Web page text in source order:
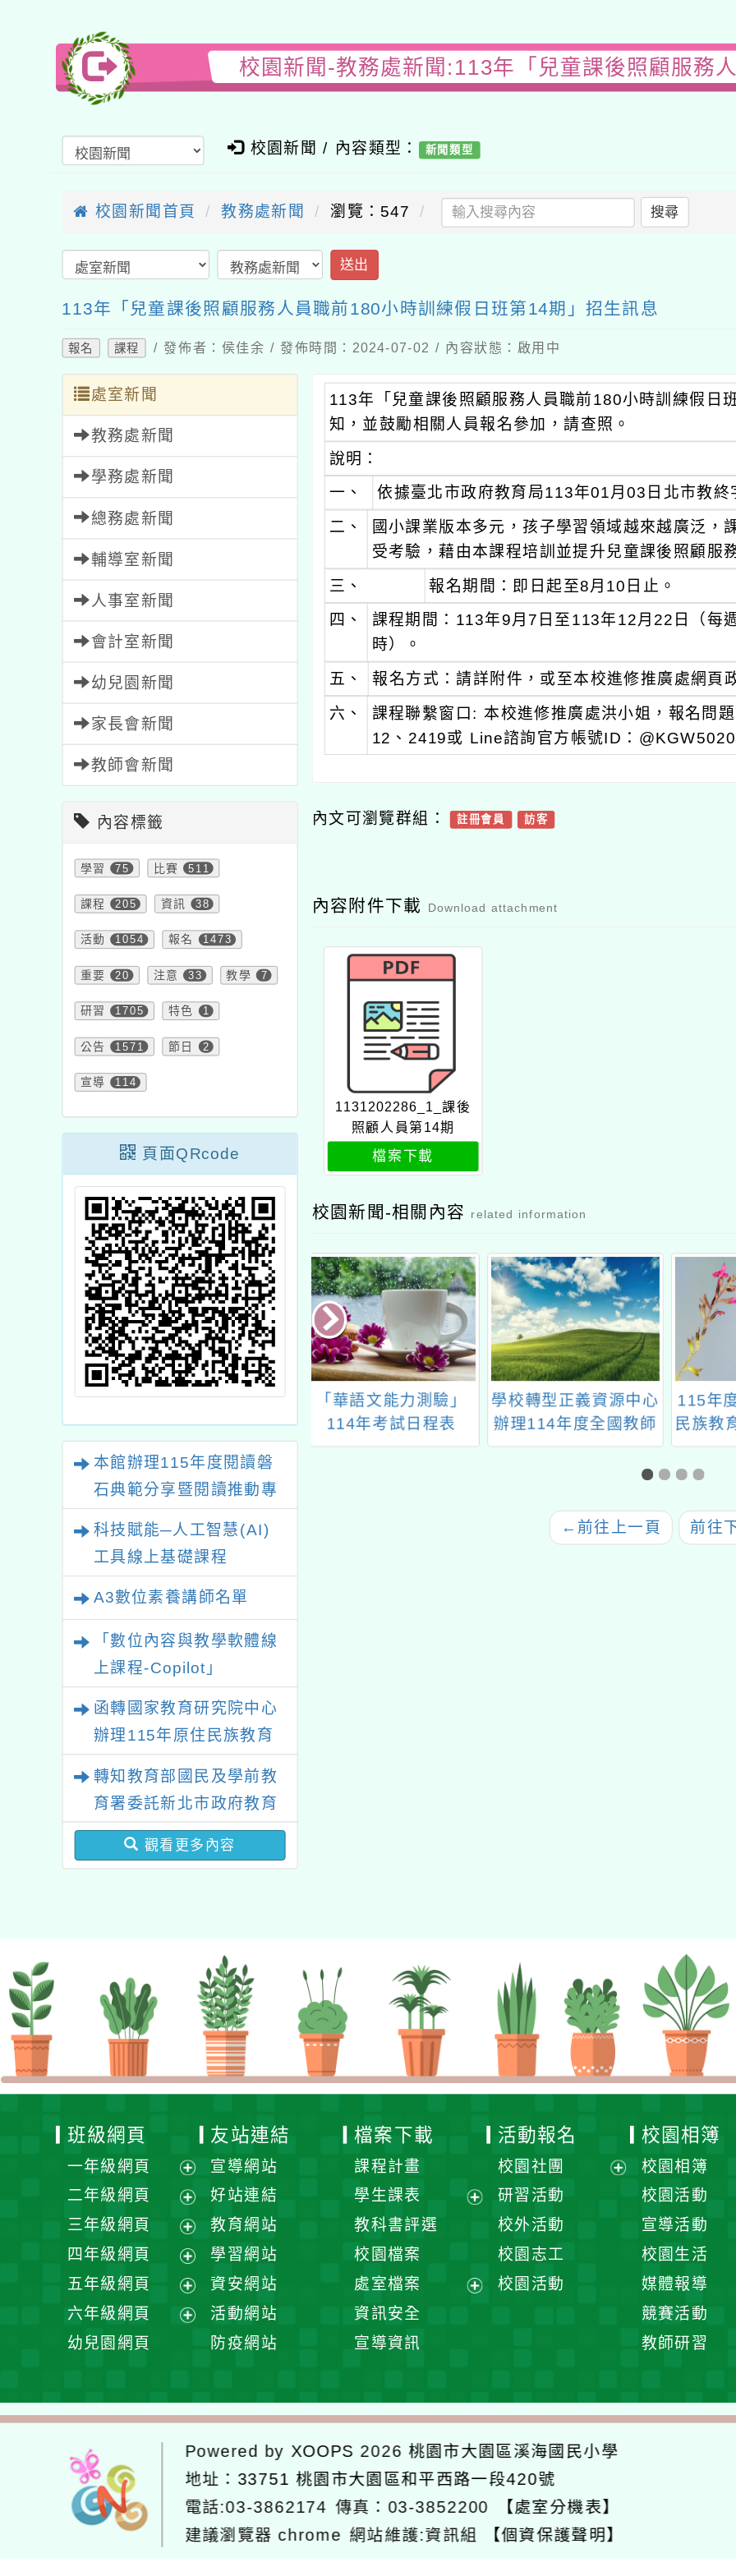
校園新聞-教務處新聞:113年「兒童課後照顧服務
校園新聞 / 內容類型： 新聞類型
校園新聞首頁 教務處新聞 瀏覽：547 搜尋
送出
113年「兒童課後照顧服務人員職前180小時訓練假日班第14期」招生訊息
報名 課程 / 發佈者：侯佳余 / 發佈時間：2024-07-02 / 內容狀態：啟用中
處室新聞
教務處新聞
學務處新聞
總務處新聞
輔導室新聞
人事室新聞
會計室新聞
幼兒園新聞
家長會新聞
教師會新聞
內容標籤
學習 75 比賽 511
課程 205 資訊 38
活動 1054 報名 1473
重要 20 注意 33 教學 7
研習 1705 特色 1
公告 1571 節日 2
宣導 114
頁面QRcode
本館辦理115年度閱讀磐
石典範分享暨閱讀推動專
業研習
科技賦能─人工智慧(AI)
工具線上基礎課程
A3數位素養講師名單
「數位內容與教學軟體線
上課程-Copilot」
函轉國家教育研究院中心
辦理115年原住民族教育
轉知教育部國民及學前教
育署委託新北市政府教育
局辦理「115年度教師專
業成長研習實施計畫－夢
觀看更多內容
113年「兒童課後照顧服務人員職前180小時訓練假日
知，並鼓勵相關人員報名參加，請查照。
說明：
一、 依據臺北市政府教育局113年01月03日北市教
二、
國小課業版本多元，孩子學習領域越來越廣泛，
受考驗，藉由本課程培訓並提升兒童課後照顧服
三、
報名期間：即日起至8月10日止。
四、
課程期間：113年9月7日至113年12月22日（每
時）。
五、
報名方式：請詳附件，或至本校進修推廣處網頁
六、
課程聯繫窗口: 本校進修推廣處洪小姐，報名問
12、2419或 Line諮詢官方帳號ID：
內文可瀏覽群組： 註冊會員 訪客
內容附件下載 Download attachment
1131202286_1_課後
照顧人員第14期
檔案下載
校園新聞-相關內容 related information
推動科學教育
學年度精進
教學研習
「華語文能力測驗」
114年考試日程表
學校轉型正義資源中心
辦理114年度全國教師
培力進階課程研習計畫
115年度十二課綱原住
民族教育議題融入校訂
課程推廣計畫
114
本課
推廣
育課
← 前往上一頁 前往
班級網頁
一年級網頁
展
開
選
單
二年級網頁
展
選
單
三年級網頁
展
選
單
四年級網頁
展
選
五年級網頁
展
開
六年級網頁
單
幼兒園網頁
友站連結
宣導網站
好站連結
教育網站
學習網站
資安網站
活動網站
防疫網站
檔案下載
課程計畫
學生課表
單
教科書評選
校園檔案
處室檔案
資訊安全
宣導資訊
活動報名
校園社團
研習活動
校外活動
校園志工
校園活動
校園相簿
校園相簿
校園活動
宣導活動
校園生活
媒體報導
競賽活動
教師研習
Powered by XOOPS 2026桃園市大園區溪海國民小學
地址： 33751 桃園市大園區和平西路一段420號
電話:03-3862174 傳真：03-3852200
【處室分機表】
建議瀏覽器 chrome 網站維護:資訊組 【個資保護聲明】